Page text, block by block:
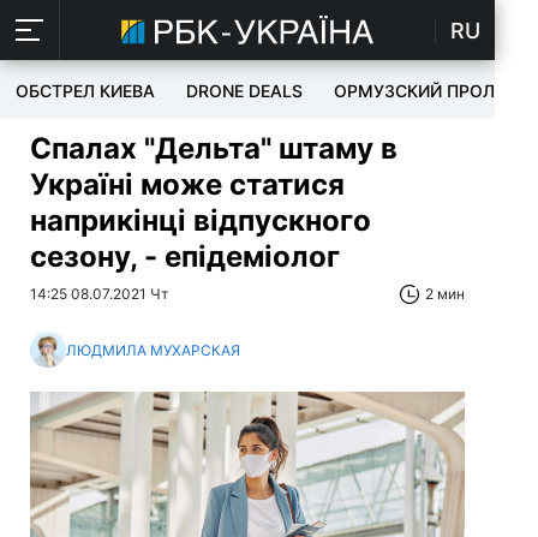
RU
ОБСТРЕЛ КИЕВА DRONE DEALS ОРМУЗСКИЙ ПРОЛИВ
Спалах "Дельта" штаму в
Україні може статися
наприкінці відпускного
сезону, - епідеміолог
14:25 08.07.2021 Чт 2 мин
ЛЮДМИЛА МУХАРСКАЯ